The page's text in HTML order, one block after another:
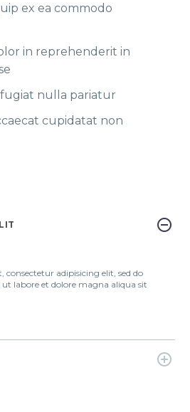
ex ea commodo
in reprehenderit in
nulla pariatur
cupidatat non
adipisicing elit, sed do
labore et dolore magna aliqua sit